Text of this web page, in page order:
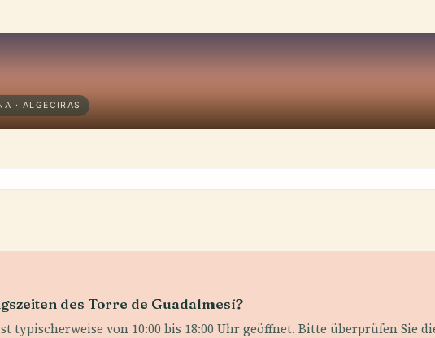
· ALGECIRAS
des Torre de Guadalmesí?
typischerweise von 10:00 bis 18:00 Uhr geöffnet. Bitte überprüfen Sie